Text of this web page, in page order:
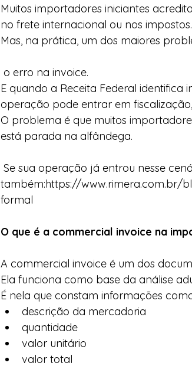
Muitos importadores iniciantes
no frete internacional ou nos impostos.
Mas, na prática, um dos maiores
o erro na invoice.
E quando a Receita Federal identifica
operação pode entrar em
O problema é que muitos
está parada na alfândega.
também:https://www.rimera.com.br/
formal
O que é a commercial invoice na
A commercial invoice é um dos
Ela funciona como base da análise
É nela que constam informações
descrição da mercadoria
quantidade
valor unitário
valor total